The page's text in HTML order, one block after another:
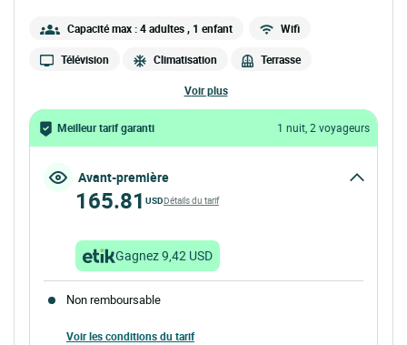
Capacité max : 4 adultes, 1 enfant Wifi
Télévision Climatisation Terrasse
voir plus
Meilleur tarif garanti 1 nuit, 2 voyageurs
Avant-première
165.81 USDDétails du tarif
Gagnez 9,42 USD
Non remboursable
Voir les conditions du tarif